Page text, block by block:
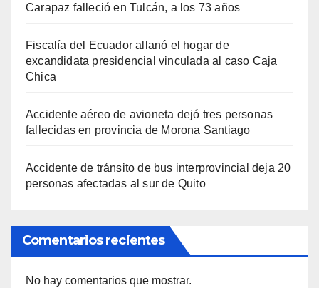
Carapaz falleció en Tulcán, a los 73 años
Fiscalía del Ecuador allanó el hogar de
excandidata presidencial vinculada al caso Caja
Chica
Accidente aéreo de avioneta dejó tres personas
fallecidas en provincia de Morona Santiago
Accidente de tránsito de bus interprovincial deja 20
personas afectadas al sur de Quito
Comentarios recientes
No hay comentarios que mostrar.